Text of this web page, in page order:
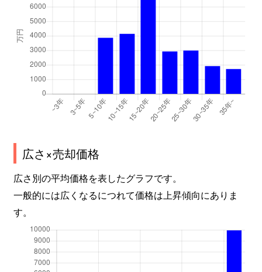
広さ×売却価格
広さ別の平均価格を表したグラフです。
一般的には広くなるにつれて価格は上昇傾向にありま
す。